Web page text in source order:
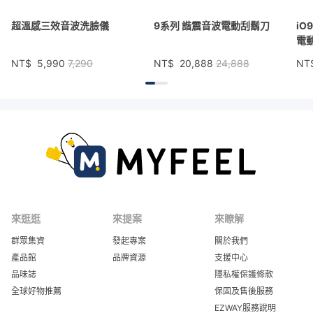
超溫感三效音波洗臉儀
NT$ 5,990 7,290
9系列 諧震音波電動刮鬍刀
NT$ 20,888 24,888
電
來逛逛
群眾集資
產品館
品味誌
全球好物推薦
來提案
發起專案
品牌資源
來瞭解
關於我們
支援中心
隱私權保護條款
保固及售後服務
EZWAY服務說明